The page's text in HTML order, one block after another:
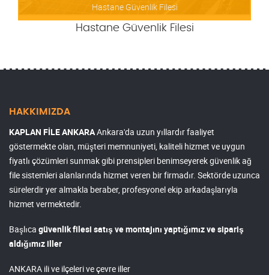
Hastane Güvenlik Filesi
Hastane Güvenlik Filesi
HAKKIMIZDA
KAPLAN FİLE ANKARAAnkara'da uzun yıllardır faaliyet
göstermekte olan, müşteri memnuniyeti, kaliteli hizmet ve uygun
fiyatlı çözümleri sunmak gibi prensipleri benimseyerek güvenlik ağ
file sistemleri alanlarında hizmet veren bir firmadır. Sektörde uzunca
sürelerdir yer almakla beraber, profesyonel ekip arkadaşlarıyla
hizmet vermektedir.
Başlıca güvenlik filesi satış ve montajını yaptığımız ve sipariş
aldığımız iller
ANKARA ili ve ilçeleri ve çevre iller